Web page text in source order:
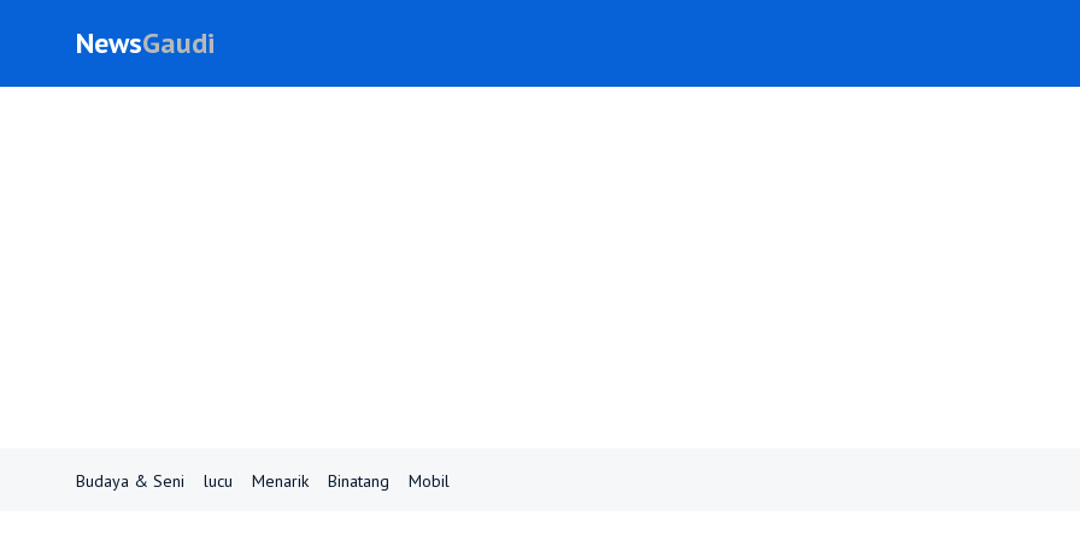
NewsGaudi
Budaya & Seni lucu Menarik Binatang Mobil